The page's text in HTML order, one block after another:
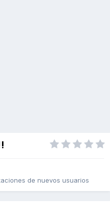
de nuevos usuarios